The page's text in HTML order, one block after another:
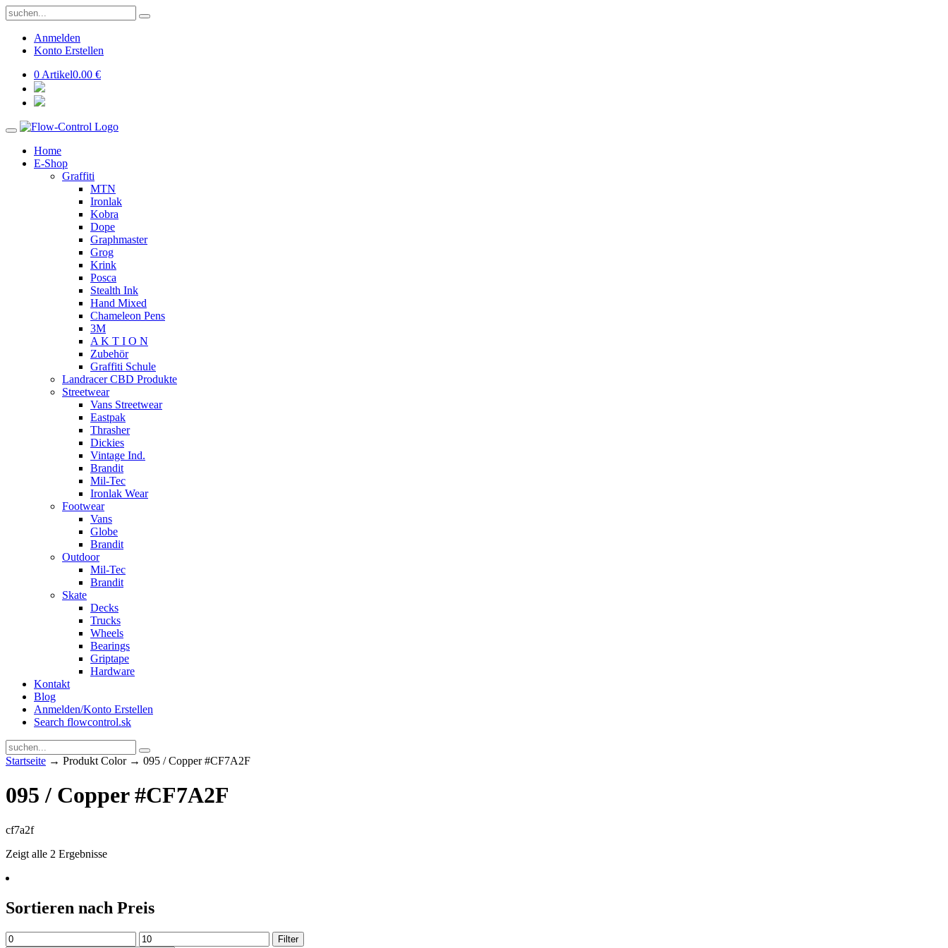
Anmelden
Konto Erstellen
0 Artikel0.00 €
Home
E-Shop
Graffiti
MTN
Ironlak
Kobra
Dope
Graphmaster
Grog
Krink
Posca
Stealth Ink
Hand Mixed
Chameleon Pens
3M
A K T I O N
Zubehör
Graffiti Schule
Landracer CBD Produkte
Streetwear
Vans Streetwear
Eastpak
Thrasher
Dickies
Vintage Ind.
Brandit
Mil-Tec
Ironlak Wear
Footwear
Vans
Globe
Brandit
Outdoor
Mil-Tec
Brandit
Skate
Decks
Trucks
Wheels
Bearings
Griptape
Hardware
Kontakt
Blog
Anmelden/Konto Erstellen
Search flowcontrol.sk
Startseite → Produkt Color → 095 / Copper #CF7A2F
095 / Copper #CF7A2F
cf7a2f
Zeigt alle 2 Ergebnisse
Sortieren nach Preis
Min.
Max.
Filter